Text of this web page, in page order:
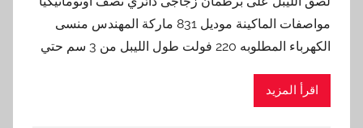
مواصفات الماكينة موديل 831 ماركة المهندس منسى
الكهرباء المطلوبه 220 فولت طول الليبل من 3 سم حتي
اقرأ المزيد